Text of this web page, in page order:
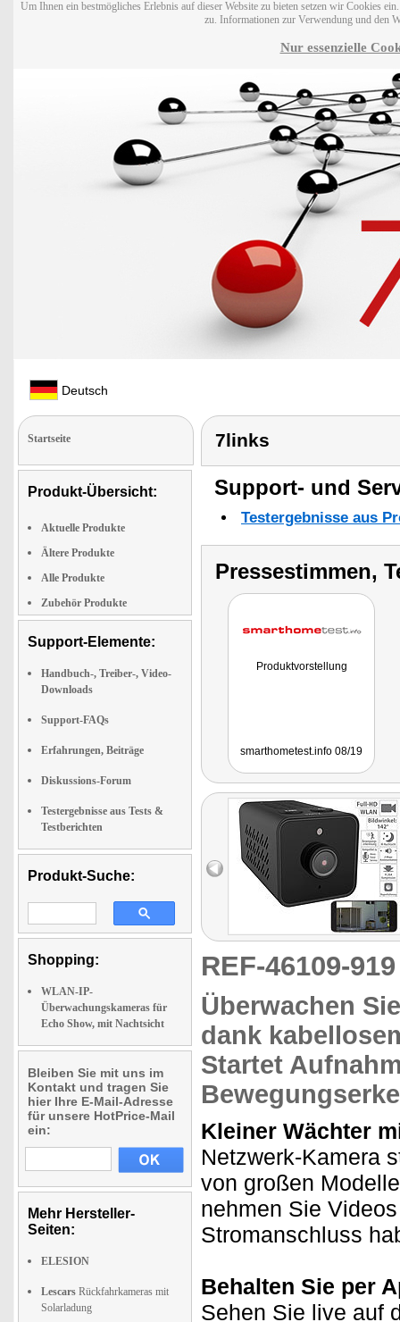
Um Ihnen ein bestmögliches Erlebnis auf dieser Website zu bieten setzen wir Cookies
zu. Informationen zur Verwendung und den
Nur essenzielle
Deutsch
Startseite
Produkt-Übersicht:
Aktuelle Produkte
Ältere Produkte
Alle Produkte
Zubehör Produkte
Support-Elemente:
Handbuch-, Treiber-, Video-
Downloads
Support-FAQs
Erfahrungen, Beiträge
Diskussions-Forum
Testergebnisse aus Tests &
Testberichten
Produkt-Suche:
Shopping:
WLAN-IP-
Überwachungskameras für
Echo Show, mit Nachtsicht
Bleiben Sie mit uns im
Kontakt und tragen Sie
hier Ihre E-Mail-Adresse
für unsere HotPrice-Mail
ein:
Mehr Hersteller-
Seiten:
ELESION
Lescars Rückfahrkameras mit
Solarladung
7links
Support- und
Testergebnisse aus
Pressestimmen,
Produktvorstellung
smarthometest.info 08/19
REF-46109-
Überwachen
dank
Startet
Kleiner Wächter
Netzwerk-Kamera
von großen
nehmen Sie
Stromanschluss
Behalten Sie per
Sehen Sie live auf